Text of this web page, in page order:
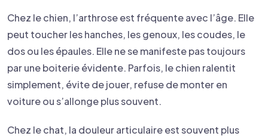
Chez le chien, l’arthrose est fréquente avec l’âge. Elle
peut toucher les hanches, les genoux, les coudes, le
dos ou les épaules. Elle ne se manifeste pas toujours
par une boiterie évidente. Parfois, le chien ralentit
simplement, évite de jouer, refuse de monter en
voiture ou s’allonge plus souvent.
Chez le chat, la douleur articulaire est souvent plus